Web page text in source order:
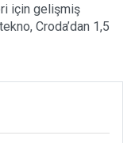
için gelişmiş
Croda’dan 1,5